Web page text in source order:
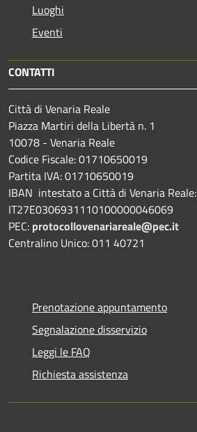
Luoghi
Eventi
CONTATTI
Città di Venaria Reale
Piazza Martiri della Libertà n. 1
10078 - Venaria Reale
Codice Fiscale: 01710650019
Partita IVA: 01710650019
IBAN intestato a Città di Venaria Reale:
IT27E0306931110100000046069
PEC: protocollovenariareale@pec.it
Centralino Unico: 011 40721
Prenotazione appuntamento
Segnalazione disservizio
Leggi le FAQ
Richiesta assistenza